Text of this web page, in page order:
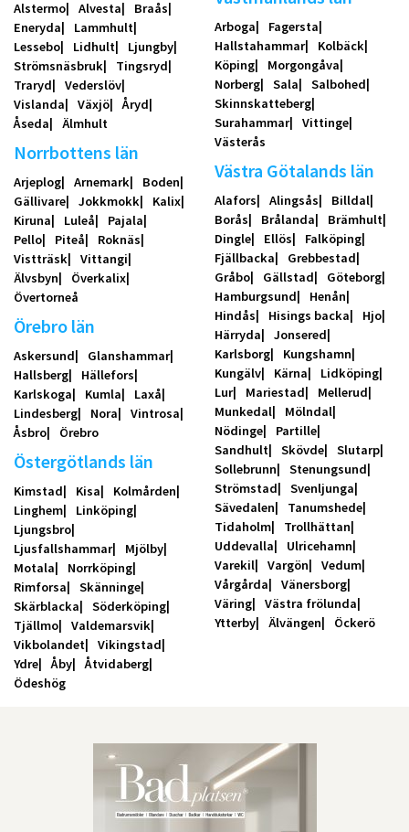
Alstermo Alvesta
Braås
Eneryda
Lammhult
Lessebo
Lidhult
Ljungby
Strömsnäsbruk
Tingsryd
Traryd
Vederslöv
Vislanda
Växjö
Åryd
Åseda
Älmhult
Norrbottens län
Arjeplog Arnemark
Boden
Gällivare
Jokkmokk
Kalix
Kiruna
Luleå
Pajala
Pello
Piteå
Roknäs
Vistträsk
Vittangi
Älvsbyn
Överkalix
Övertorneå
Örebro län
Askersund
Glanshammar
Hallsberg
Hällefors
Karlskoga
Kumla
Laxå
Lindesberg
Nora
Vintrosa
Åsbro
Örebro
Östergötlands län
Kimstad Kisa
Kolmården
Linghem
Linköping
Ljungsbro
Ljusfallshammar
Mjölby
Motala
Norrköping
Rimforsa
Skänninge
Skärblacka
Söderköping
Tjällmo
Valdemarsvik
Vikbolandet
Vikingstad
Ydre
Åby
Åtvidaberg
Ödeshög
Arboga
Fagersta
Hallstahammar
Kolbäck
Köping
Morgongåva
Norberg
Sala
Salbohed
Skinnskatteberg
Surahammar
Vittinge
Västerås
Västra Götalands län
Alafors Alingsås
Billdal
Borås
Brålanda
Brämhult
Dingle
Ellös
Falköping
Fjällbacka
Grebbestad
Gråbo
Gällstad
Göteborg
Hamburgsund
Henån
Hindås
Hisings backa
Hjo
Härryda
Jonsered
Karlsborg
Kungshamn
Kungälv
Kärna
Lidköping
Lur
Mariestad
Mellerud
Munkedal
Mölndal
Nödinge
Partille
Sandhult
Skövde
Slutarp
Sollebrunn
Stenungsund
Strömstad
Svenljunga
Sävedalen
Tanumshede
Tidaholm
Trollhättan
Uddevalla
Ulricehamn
Varekil
Vargön
Vedum
Vårgårda
Vänersborg
Väring
Västra frölunda
Ytterby
Älvängen Öckerö